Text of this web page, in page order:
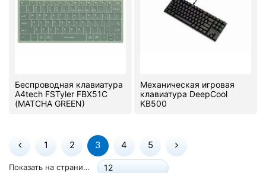
Беспроводная клавиатура
A4tech FSTyler FBX51C
(MATCHA GREEN)
Механическая игровая
клавиатура DeepCool
KB500
1 2 3 4 5
Показать на странице: 12